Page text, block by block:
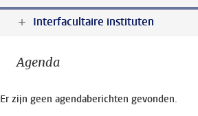
Interfacultaire instituten
Agenda
Er zijn geen agendaberichten gevonden.